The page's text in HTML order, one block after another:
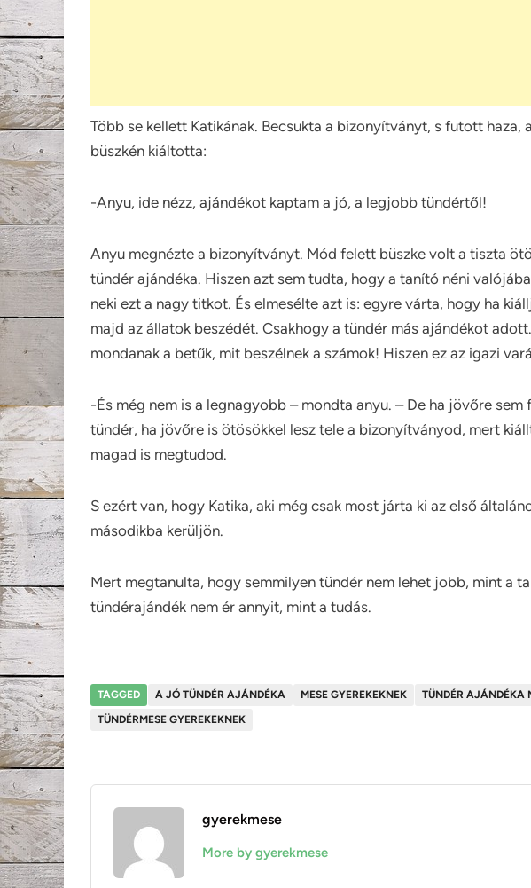
Több se kellett Katikának. Becsukta a bizonyítványt, s futott haza,
büszkén kiáltotta:
-Anyu, ide nézz, ajándékot kaptam a jó, a legjobb tündértől!
Anyu megnézte a bizonyítványt. Mód felett büszke volt a tiszta
tündér ajándéka. Hiszen azt sem tudta, hogy a tanító néni
neki ezt a nagy titkot. És elmesélte azt is: egyre várta, hogy ha
majd az állatok beszédét. Csakhogy a tündér más ajándékot
mondanak a betűk, mit beszélnek a számok! Hiszen ez az igazi
-És még nem is a legnagyobb – mondta anyu. – De ha jövőre
tündér, ha jövőre is ötösökkel lesz tele a bizonyítványod, mert
magad is megtudod.
S ezért van, hogy Katika, aki még csak most járta ki az első
másodikba kerüljön.
Mert megtanulta, hogy semmilyen tündér nem lehet jobb, mint a
tündérajándék nem ér annyit, mint a tudás.
TAGGED A JÓ TÜNDÉR AJÁNDÉKA MESE GYEREKEKNEK TÜNDÉR AJÁNDÉKA
TÜNDÉRMESE GYEREKEKNEK
gyerekmese
More by gyerekmese